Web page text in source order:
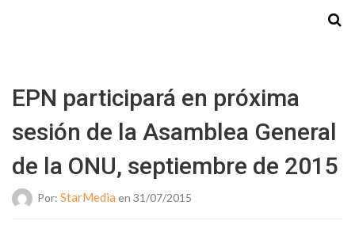
EPN participará en próxima
sesión de la Asamblea General
de la ONU, septiembre de 2015
Por: StarMedia en 31/07/2015